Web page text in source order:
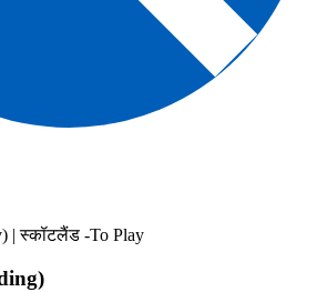
| स्कॉटलैंड -To Play